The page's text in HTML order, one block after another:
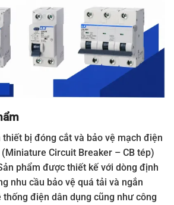
thiết bị đóng cắt và bảo vệ mạch điện
Circuit Breaker – CB tép)
phẩm được thiết kế với dòng định
nhu cầu bảo vệ quá tải và ngắn
thống điện dân dụng cũng như công